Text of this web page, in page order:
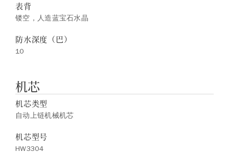
表背
镂空，人造蓝宝石水晶
防水深度（巴）
10
机芯
机芯类型
自动上链机械机芯
机芯型号
HW3304